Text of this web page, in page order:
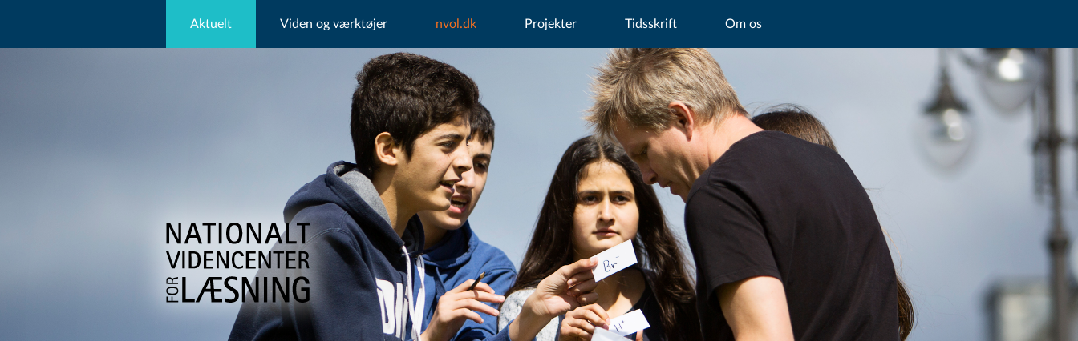
Aktuelt Viden og værktøjer nvol.dk Projekter Tidsskrift Om os